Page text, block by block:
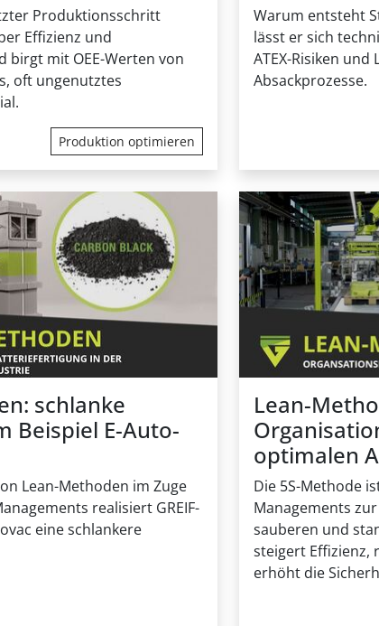
Produktionsschritt
Effizienz und
birgt mit OEE-Werten von
oft ungenutztes
Produktion optimieren
Warum entsteht
lässt er sich
ATEX-Risiken
Absackprozesse.
schlanke
Beispiel E-Auto-
Lean-Methoden im Zuge
realisiert GREIF-
eine schlankere
Lean-
optimalen
Die 5S-Methode
Managements
sauberen und
steigert Effizienz,
erhöht die